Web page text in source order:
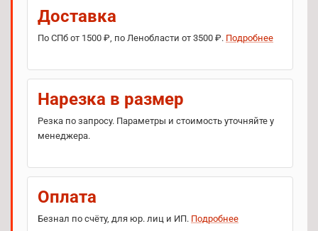
Доставка
По СПб от 1500 ₽, по Ленобласти от 3500 ₽. Подробнее
Нарезка в размер
Резка по запросу. Параметры и стоимость уточняйте у
менеджера.
Оплата
Безнал по счёту, для юр. лиц и ИП. Подробнее